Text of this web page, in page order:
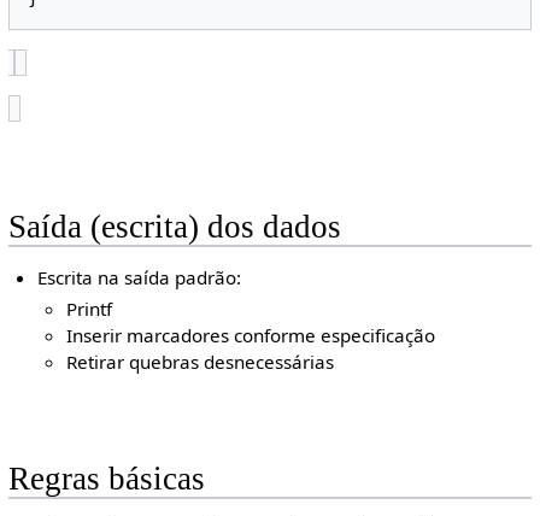
Saída (escrita) dos dados
Escrita na saída padrão:
Printf
Inserir marcadores conforme especificação
Retirar quebras desnecessárias
Regras básicas